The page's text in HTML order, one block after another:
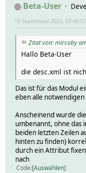
Beta-User
15 September 2023, 07:40:57
Zitat von: mircoby
Hallo Beta-User
die desc.xml ist
Das ist für das Modul
eben alle
Anscheinend wurde
umbenannt, ohne das
beiden letzten Zeilen
hinten zu finden)
durch ein Attribut
nach
Code Auswählen